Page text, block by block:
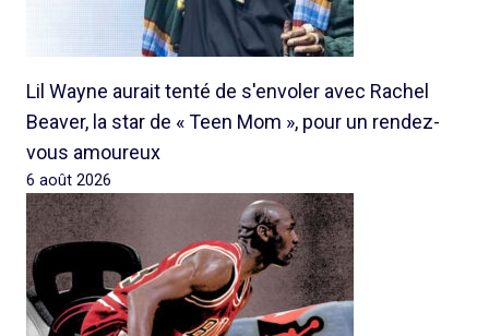
Lil Wayne aurait tenté de s'envoler avec Rachel
Beaver, la star de « Teen Mom », pour un rendez-
vous amoureux
6 août 2026